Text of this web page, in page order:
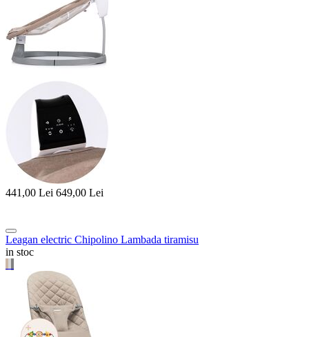
441,00 Lei 649,00 Lei
Leagan electric Chipolino Lambada tiramisu
in stoc